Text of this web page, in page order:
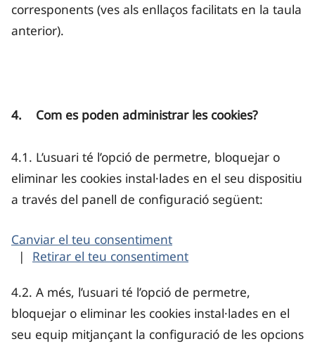
corresponents (ves als enllaços facilitats en la taula
anterior).
4. Com es poden administrar les cookies?
4.1. L’usuari té l’opció de permetre, bloquejar o
eliminar les cookies instal·lades en el seu dispositiu
a través del panell de configuració següent:
Canviar el teu consentiment
| Retirar el teu consentiment
4.2. A més, l’usuari té l’opció de permetre,
bloquejar o eliminar les cookies instal·lades en el
seu equip mitjançant la configuració de les opcions